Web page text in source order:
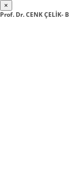
×
Prof. Dr. CENK ÇELİK-